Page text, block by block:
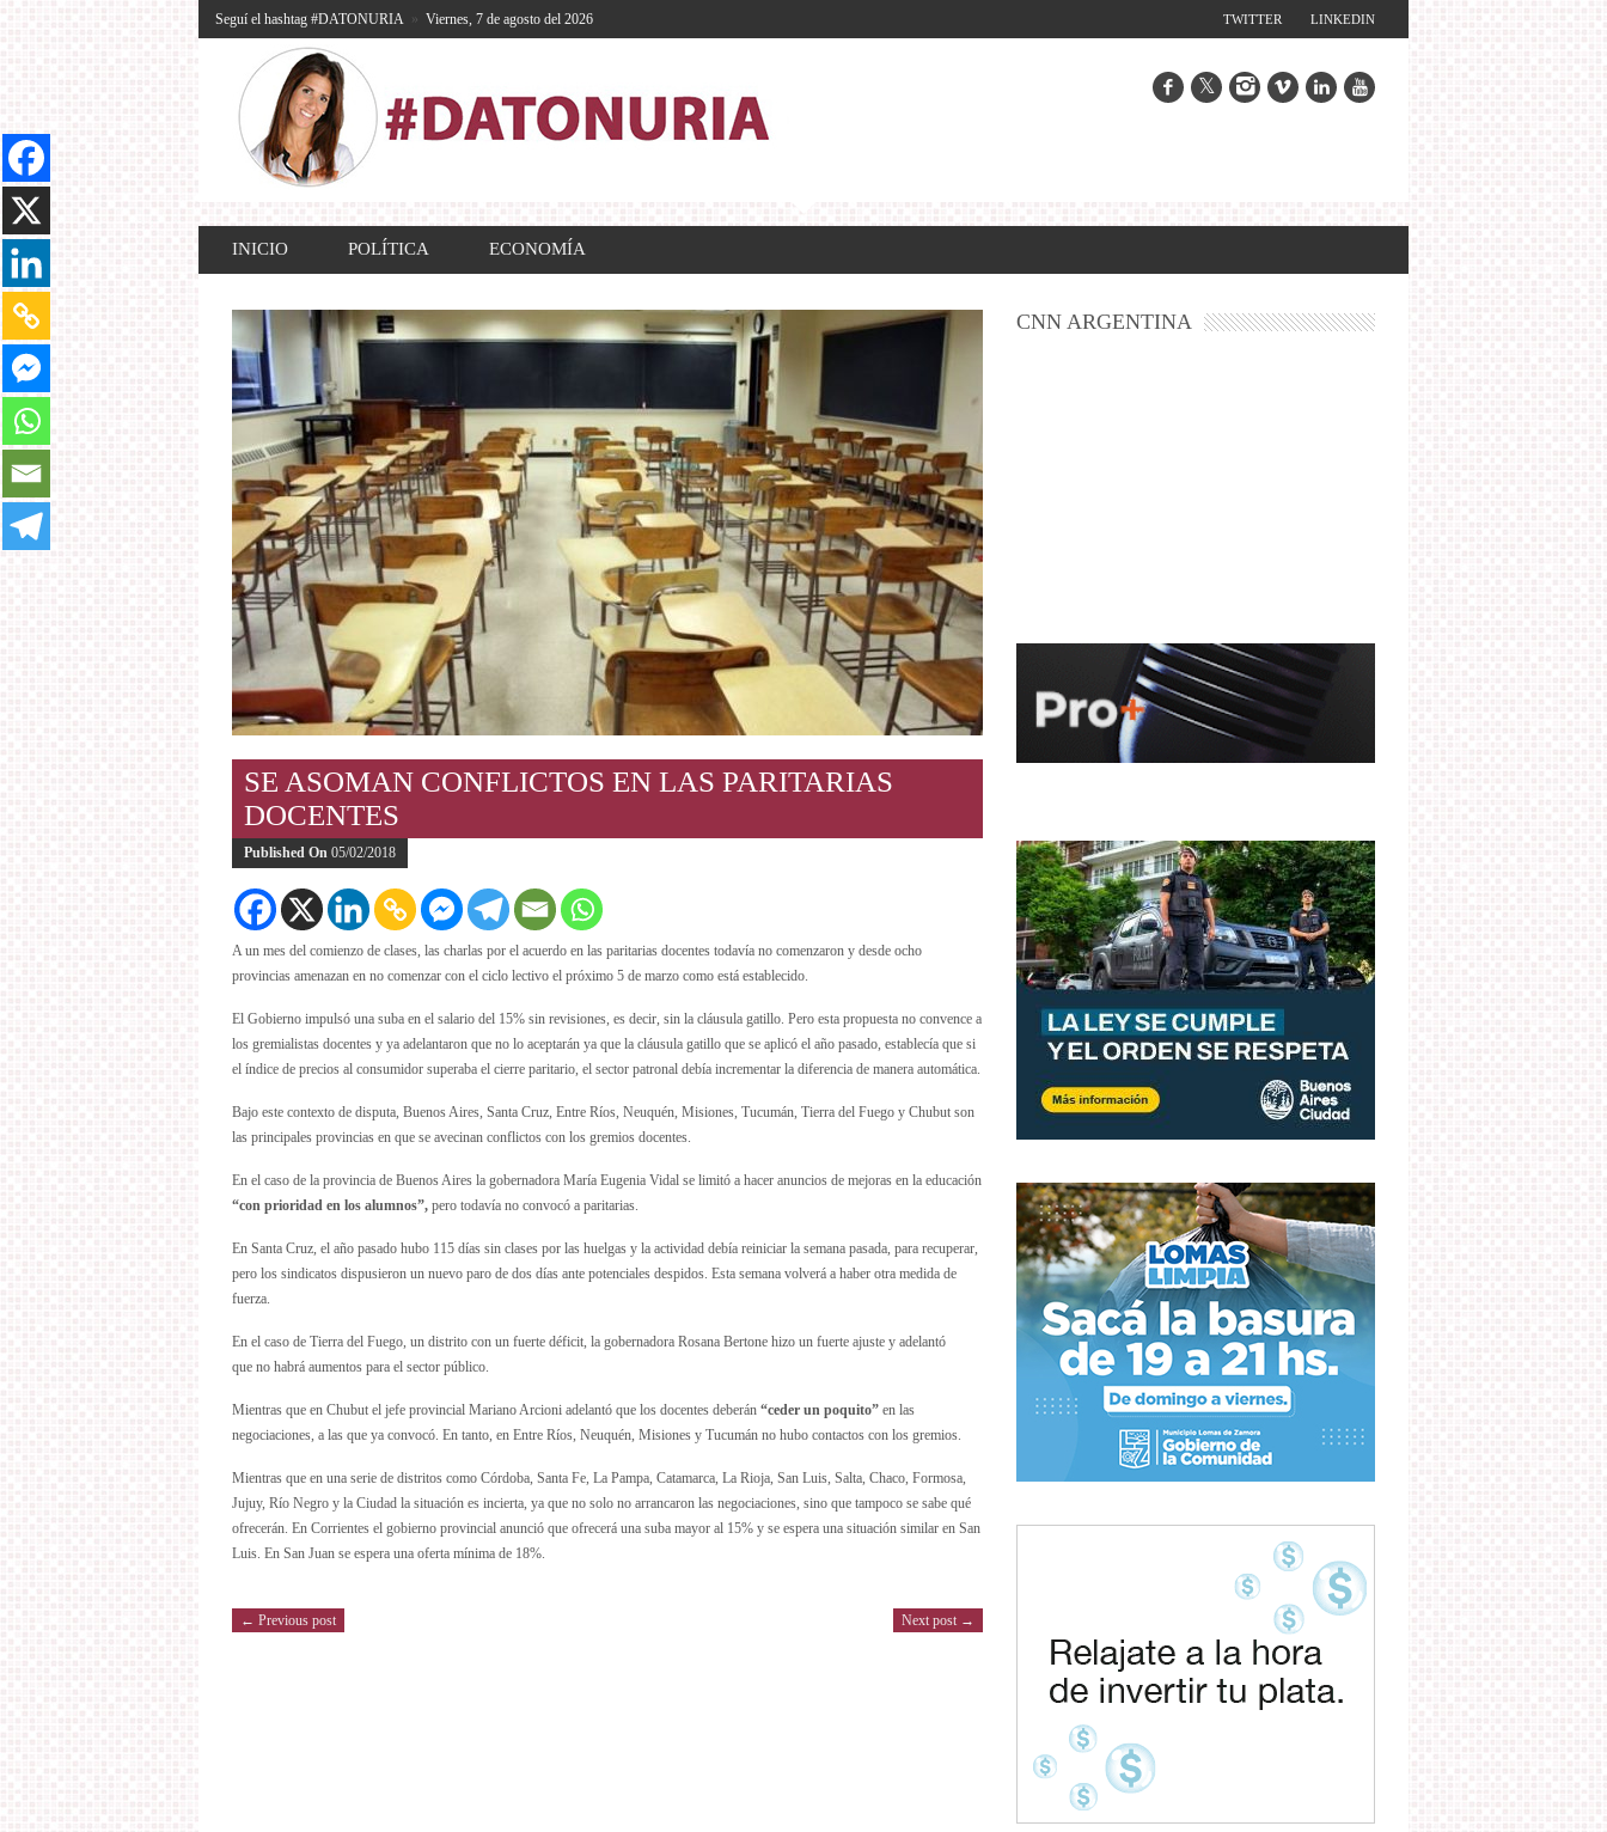
Seguí el hashtag #DATONURIA » Viernes, 7 de agosto del 2026 LINKEDIN
TWITTER
INICIO POLÍTICA ECONOMÍA
SE ASOMAN CONFLICTOS EN LAS PARITARIAS
DOCENTES
Published On 05/02/2018
A un mes del comienzo de clases, las charlas por el acuerdo en las paritarias docentes todavía no comenzaron y desde ocho
provincias amenazan en no comenzar con el ciclo lectivo el próximo 5 de marzo como está establecido.
El Gobierno impulsó una suba en el salario del 15% sin revisiones, es decir, sin la cláusula gatillo. Pero esta propuesta no convence a
los gremialistas docentes y ya adelantaron que no lo aceptarán ya que la cláusula gatillo que se aplicó el año pasado, establecía que si
el índice de precios al consumidor superaba el cierre paritario, el sector patronal debía incrementar la diferencia de manera automática.
Bajo este contexto de disputa, Buenos Aires, Santa Cruz, Entre Ríos, Neuquén, Misiones, Tucumán, Tierra del Fuego y Chubut son
las principales provincias en que se avecinan conflictos con los gremios docentes.
En el caso de la provincia de Buenos Aires la gobernadora María Eugenia Vidal se limitó a hacer anuncios de mejoras en la educación
“con prioridad en los alumnos”, pero todavía no convocó a paritarias.
En Santa Cruz, el año pasado hubo 115 días sin clases por las huelgas y la actividad debía reiniciar la semana pasada, para recuperar,
pero los sindicatos dispusieron un nuevo paro de dos días ante potenciales despidos. Esta semana volverá a haber otra medida de
fuerza.
En el caso de Tierra del Fuego, un distrito con un fuerte déficit, la gobernadora Rosana Bertone hizo un fuerte ajuste y adelantó
que no habrá aumentos para el sector público.
Mientras que en Chubut el jefe provincial Mariano Arcioni adelantó que los docentes deberán “ceder un poquito” en las
negociaciones, a las que ya convocó. En tanto, en Entre Ríos, Neuquén, Misiones y Tucumán no hubo contactos con los gremios.
Mientras que en una serie de distritos como Córdoba, Santa Fe, La Pampa, Catamarca, La Rioja, San Luis, Salta, Chaco, Formosa,
Jujuy, Río Negro y la Ciudad la situación es incierta, ya que no solo no arrancaron las negociaciones, sino que tampoco se sabe qué
ofrecerán. En Corrientes el gobierno provincial anunció que ofrecerá una suba mayor al 15% y se espera una situación similar en San
Luis. En San Juan se espera una oferta mínima de 18%.
← Previous post Next post →
CNN ARGENTINA